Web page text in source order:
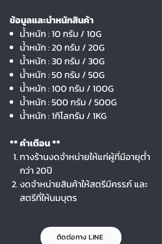
ข้อมูลและนำหนักสินค้า
น้ำหนัก : 10 กรัม / 10G
น้ำหนัก : 20 กรัม / 20G
น้ำหนัก : 30 กรัม / 30G
น้ำหนัก : 50 กรัม / 50G
น้ำหนัก : 100 กรัม / 100G
น้ำหนัก : 500 กรัม / 500G
น้ำหนัก : 1กิโลกรัม / 1KG
** คำเตือน **
ทางร้านงดจำหน่ายให้แก่ผู้ที่มีอายุต่ำ
กว่า 20ปี
งดจำหน่ายสินค้าให้สตรีมีครรภ์ และ
สตรีที่ให้นมบุตร
ติดต่อทาง LINE